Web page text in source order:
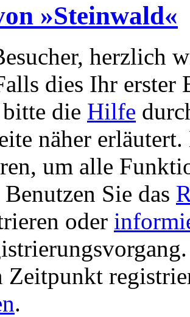
»Steinwald«
herzlich
dies Ihr erster
die Hilfe
näher
um alle
Sie das
oder
Zeitpunkt
.